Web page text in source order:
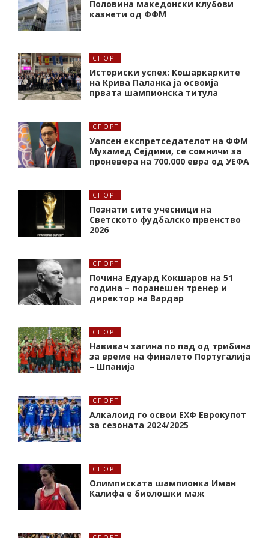
Половина македонски клубови
казнети од ФФМ
СПОРТ
Историски успех: Кошаркарките
на Крива Паланка ја освоија
првата шампионска титула
СПОРТ
Уапсен експретседателот на ФФМ
Мухамед Сејдини, се сомничи за
проневера на 700.000 евра од УЕФА
СПОРТ
Познати сите учесници на
Светското фудбалско првенство
2026
СПОРТ
Почина Едуард Кокшаров на 51
година – поранешен тренер и
директор на Вардар
СПОРТ
Навивач загина по пад од трибина
за време на финалето Португалија
– Шпанија
СПОРТ
Алкалоид го освои ЕХФ Еврокупот
за сезоната 2024/2025
СПОРТ
Олимписката шампионка Иман
Калифa е биолошки маж